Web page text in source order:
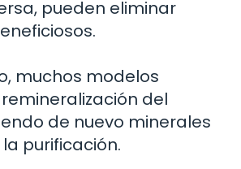
pueden eliminar
muchos modelos
del
de nuevo minerales
purificación.